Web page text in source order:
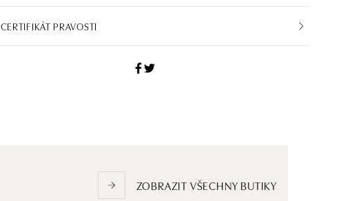
CERTIFIKÁT PRAVOSTI
ZOBRAZIT VŠECHNY BUTIKY